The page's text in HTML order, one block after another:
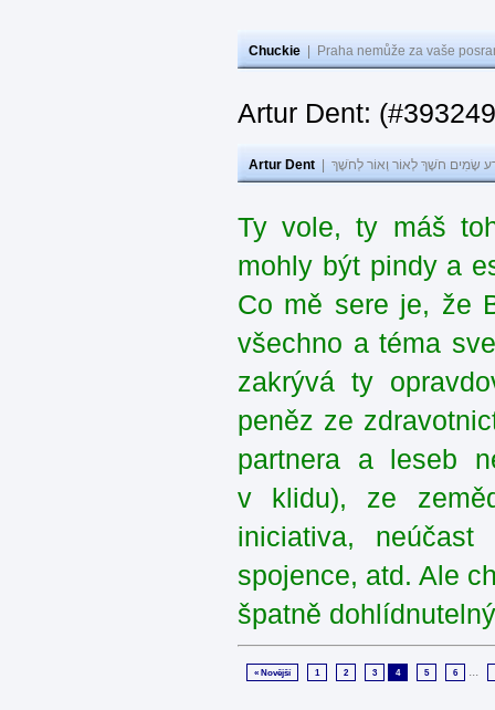
Chuckie Praha nemůže za vaše
Artur Dent:
Artur Dent שָׂמִים חֹשֶׁךְ לְאוֹר וְאוֹר לְחֹשֶׁךְ
Ty vole, ty máš
mohly být pindy a
Co mě sere je, že
všechno a téma
zakrývá ty
peněz ze
partnera a leseb
v klidu), ze
iniciativa,
spojence, atd. Ale
špatně
« Novější 1 2 3 4 5 6 ...